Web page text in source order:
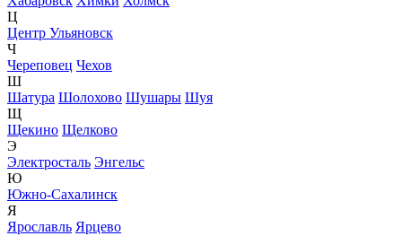
Ц
Центр Ульяновск
Ч
Череповец Чехов
Ш
Шатура Шолохово Шушары Шуя
Щ
Щекино Щелково
Э
Электросталь Энгельс
Ю
Южно-Сахалинск
Я
Ярославль Ярцево